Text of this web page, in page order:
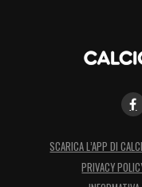
SCARICA L’APP DI
PRIVACY